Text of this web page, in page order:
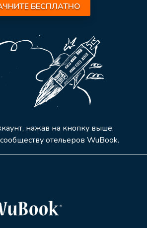
БЕСПЛАТНО
нажав на кнопку выше.
отельеров WuBook.